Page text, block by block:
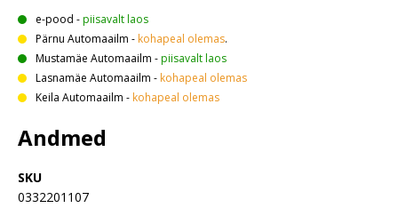
e-pood -piisavalt laos
Pärnu Automaailm - kohapeal olemas.
Mustamäe Automaailm -piisavalt laos
Lasnamäe Automaailm - kohapeal olemas
Keila Automaailm - kohapeal olemas
Andmed
SKU
0332201107